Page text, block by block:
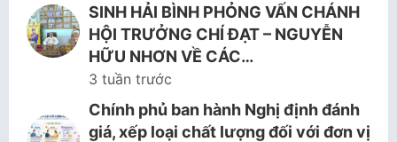
SINH HẢI BÌNH PHỎNG VẤN CHÁNH
HỘI TRƯỞNG CHÍ ĐẠT – NGUYỄN
HỮU NHƠN VỀ CÁC…
3 tuần trước
Chính phủ ban hành Nghị định đánh
giá, xếp loại chất lượng đối với đơn vị